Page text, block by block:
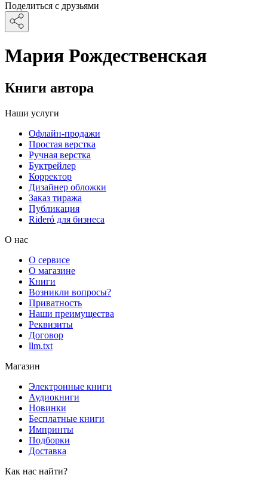
Поделиться с друзьями
Мария Рождественская
Книги автора
Наши услуги
Офлайн-продажи
Простая верстка
Ручная верстка
Буктрейлер
Корректор
Дизайнер обложки
Заказ тиража
Публикация
Rideró для бизнеса
О нас
О сервисе
О магазине
Книги
Возникли вопросы?
Приватность
Наши преимущества
Реквизиты
Договор
llm.txt
Магазин
Электронные книги
Аудиокниги
Новинки
Бесплатные книги
Импринты
Подборки
Доставка
Как нас найти?